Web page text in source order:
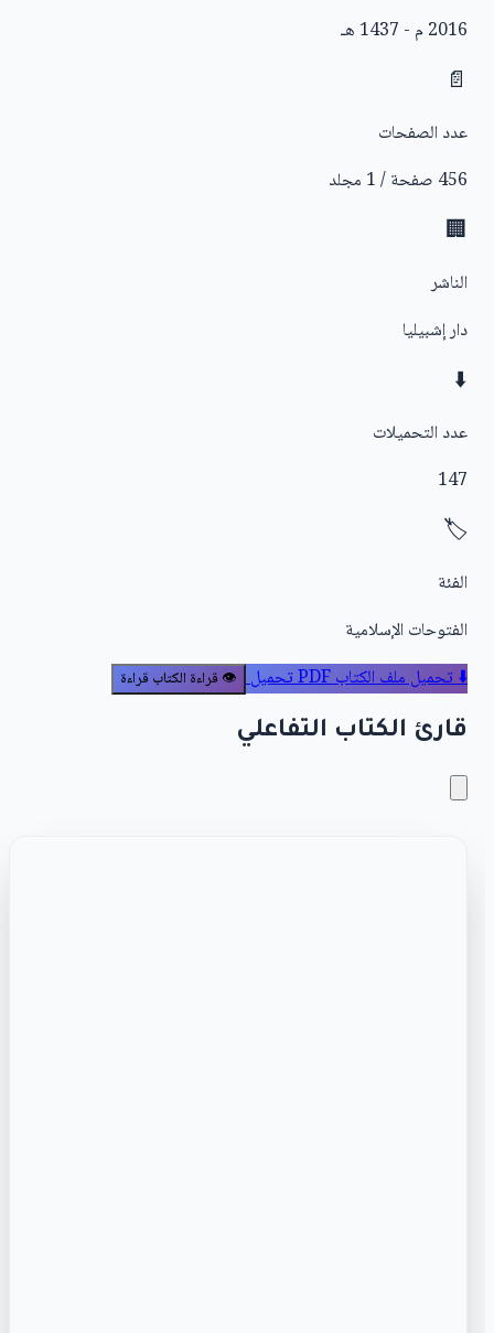
2016 م - 1437 هـ
📄
عدد الصفحات
456 صفحة / 1 مجلد
🏢
الناشر
دار إشبيليا
⬇️
عدد التحميلات
147
🏷️
الفئة
الفتوحات الإسلامية
⬇️تحميل ملف الكتاب PDF تحميل 👁️قراءة الكتابقراءة
قارئ الكتاب التفاعلي